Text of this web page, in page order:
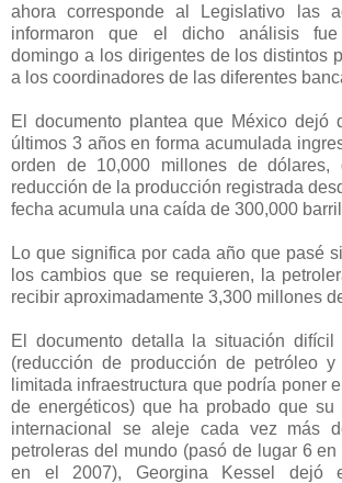
ahora corresponde al Legislativo las
informaron que el dicho análisis
domingo a los dirigentes de los distintos
a los coordinadores de las diferentes
El documento plantea que México dejó
últimos 3 años en forma acumulada
orden de 10,000 millones de
reducción de la producción registrada
fecha acumula una caída de 300,000
Lo que significa por cada año que pasé
los cambios que se requieren, la
recibir aproximadamente 3,300 millones
El documento detalla la situación difícil
(reducción de producción de petróleo y
limitada infraestructura que podría poner
de energéticos) que ha probado que su
internacional se aleje cada vez más
petroleras del mundo (pasó de lugar 6
en el 2007), Georgina Kessel dejó